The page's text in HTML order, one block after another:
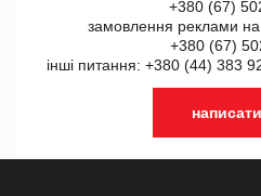
+380 (67)
замовлення реклами
+380 (67)
інші питання: +380 (44) 383